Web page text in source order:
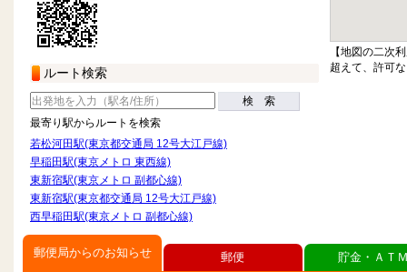
ルート検索
検 索
最寄り駅からルートを検索
若松河田駅(東京都交通局 12号大江戸線)
早稲田駅(東京メトロ 東西線)
東新宿駅(東京メトロ 副都心線)
東新宿駅(東京都交通局 12号大江戸線)
西早稲田駅(東京メトロ 副都心線)
【地図の二次
超えて、許可
郵便局からのお知らせ 郵便 貯金・ＡＴ